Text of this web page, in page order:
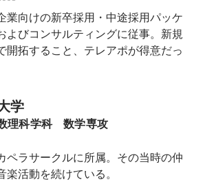
業向けの新卒採用・中途採用パッケ
よびコンサルティングに従事。新規
開拓すること、テレアポが得意だっ
学
理科学科　数学専攻
ペラサークルに所属。その当時の仲
楽活動を続けている。